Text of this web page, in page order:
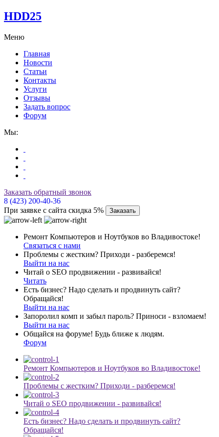
HDD25
Меню
Главная
Новости
Статьи
Контакты
Услуги
Отзывы
Задать вопрос
Форум
Мы:
Заказать обратный звонок
8 (423) 200-40-36
При заявке с сайта скидка 5%
Заказать
Ремонт Компьютеров и Ноутбуков во Владивостоке!
Связаться с нами
Проблемы с жестким? Приходи - разберемся!
Выйти на нас
Читай о SEO продвижении - развивайся!
Читать
Есть бизнес? Надо сделать и продвинуть сайт?
Обращайся!
Выйти на нас
Запоролил комп и забыл пароль? Приноси - взломаем!
Выйти на нас
Общайся на форуме! Будь ближе к людям.
Форум
Ремонт Компьютеров и Ноутбуков во Владивостоке!
Проблемы с жестким? Приходи - разберемся!
Читай о SEO продвижении - развивайся!
Есть бизнес? Надо сделать и продвинуть сайт?
Обращайся!